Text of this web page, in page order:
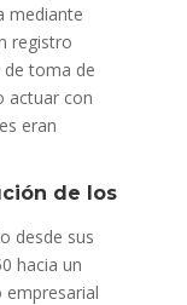
mediante
registro
toma de
actuar con
eran
de los
desde sus
hacia un